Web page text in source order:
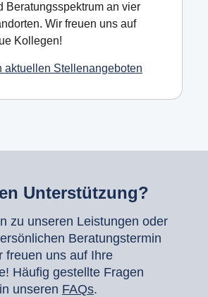
Beratungsspektrum an vier
Wir freuen uns auf
Kollegen!
aktuellen Stellenangeboten
Unterstützung?
zu unseren Leistungen oder
Beratungstermin
freuen uns auf Ihre
Häufig gestellte Fragen
unseren FAQs.